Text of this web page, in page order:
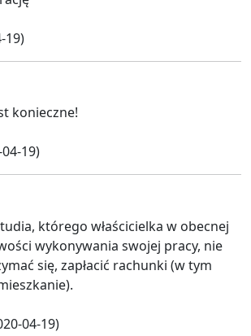
19)
konieczne!
19)
którego właścicielka w obecnej
wykonywania swojej pracy, nie
się, zapłacić rachunki (w tym
04-19)